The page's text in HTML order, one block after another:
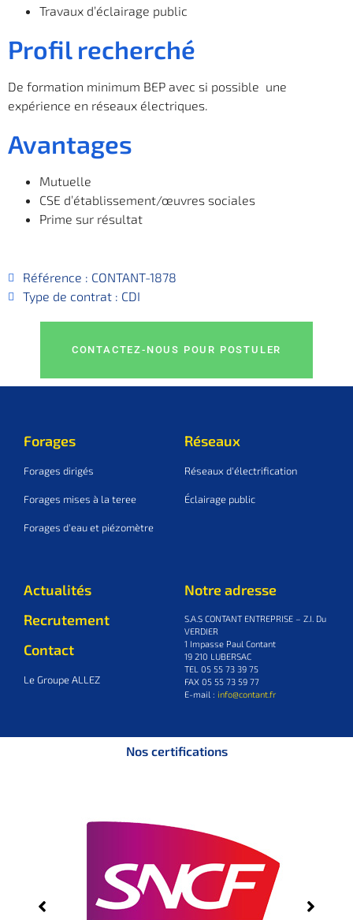
Travaux d’éclairage public
Profil recherché
De formation minimum BEP avec si possible une
expérience en réseaux électriques.
Avantages
Mutuelle
CSE d’établissement/œuvres sociales
Prime sur résultat
Référence : CONTANT-1878
Type de contrat : CDI
CONTACTEZ-NOUS POUR POSTULER
Forages
Forages dirigés
Forages mises à la teree
Forages d'eau et piézomètre
Réseaux
Réseaux d'électrification
Éclairage public
Actualités
Recrutement
Contact
Le Groupe ALLEZ
Notre adresse
S.A.S CONTANT ENTREPRISE – Z.I. Du
VERDIER
1 Impasse Paul Contant
19 210 LUBERSAC
TEL 05 55 73 39 75
FAX 05 55 73 59 77
E-mail : info@contant.fr
Nos certifications